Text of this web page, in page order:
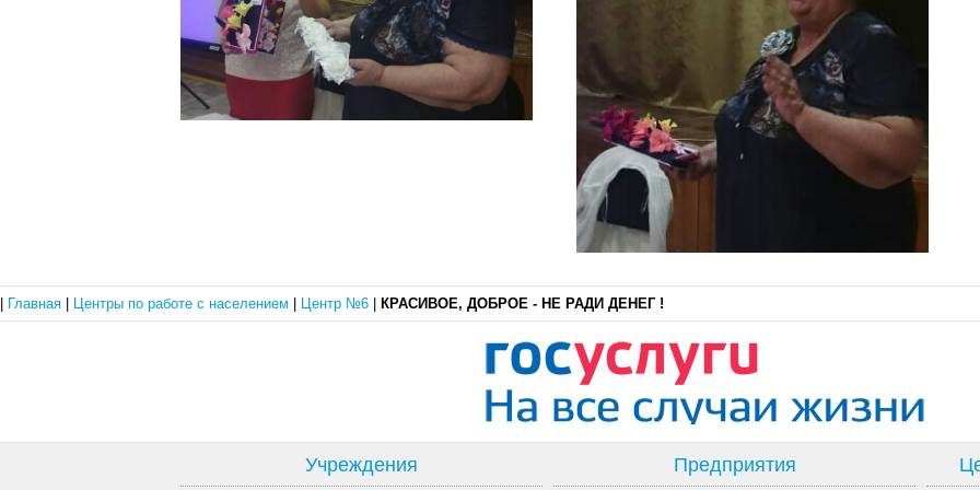
Главная Центры по работе с населением Центр №6 КРАСИВОЕ, ДОБРОЕ - НЕ РАДИ ДЕНЕГ !
Учреждения Предприятия